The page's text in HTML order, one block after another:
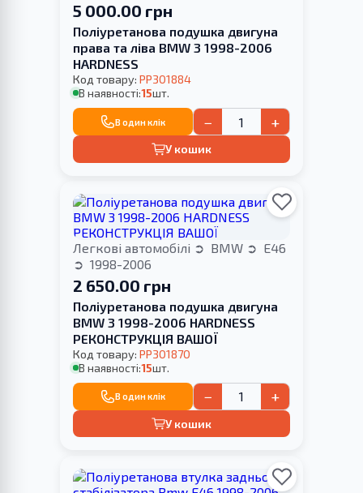
5 000.00 грн
Поліуретанова подушка двигуна
права та ліва BMW 3 1998-2006
HARDNESS
Код товару: PP301884
В наявності:15шт.
В один клік − +
У кошик
Легкові автомобілі BMW
E46
1998-2006
2 650.00 грн
Поліуретанова подушка двигуна
BMW 3 1998-2006 HARDNESS
РЕКОНСТРУКЦІЯ ВАШОЇ
Код товару: PP301870
В наявності:15шт.
В один клік − +
У кошик